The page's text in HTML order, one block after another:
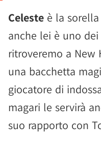
Celeste è la
anche lei è uno
ritroveremo a New
una bacchetta
giocatore di
magari le servirà
suo rapporto con